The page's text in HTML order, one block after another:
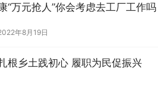
“万元抢人”你会考虑去工厂工作吗
年8月19日
根乡土践初心 履职为民促振兴